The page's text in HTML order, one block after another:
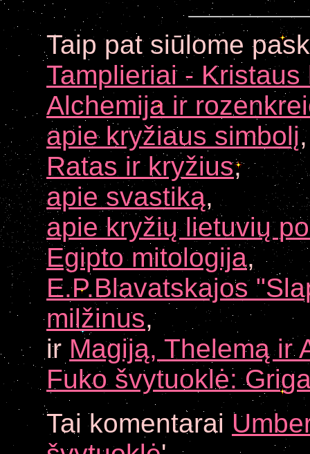
Taip pat siūlome
Tamplieriai - Kristaus
Alchemija ir
apie kryžiaus simbolį,
Ratas ir kryžius,
apie svastiką,
apie kryžių lietuvių
Egipto mitologija,
E.P.Blavatskajos
milžinus,
ir Magiją, Thelemą ir
Fuko švytuoklė:
Tai komentarai